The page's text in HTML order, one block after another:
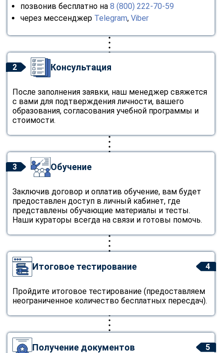
позвонив бесплатно на 8 (800) 222-70-59
через мессенджер Telegram, Viber
2 Консультация
После заполнения заявки, наш менеджер свяжется
с вами для подтверждения личности, вашего
образования, согласования учебной программы и
стоимости.
3 Обучение
Заключив договор и оплатив обучение, вам будет
предоставлен доступ в личный кабинет, где
представлены обучающие материалы и тесты.
Наши кураторы всегда на связи и готовы помочь.
4
Итоговое тестирование
Пройдите итоговое тестирование (предоставляем
неограниченное количество бесплатных пересдач).
5
Получение документов